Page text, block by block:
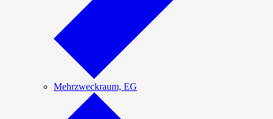
Mehrzweckraum, EG